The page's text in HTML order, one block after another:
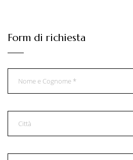
Form di richiesta